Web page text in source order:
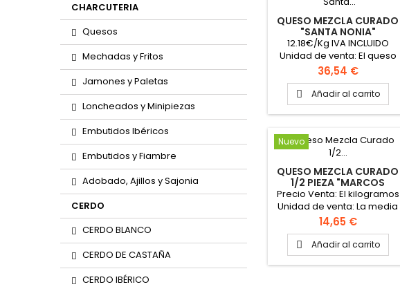
CHARCUTERIA
Quesos
Mechadas y Fritos
Jamones y Paletas
Loncheados y Minipiezas
Embutidos Ibéricos
Embutidos y Fiambre
Adobado, Ajillos y Sajonia
CERDO
CERDO BLANCO
CERDO DE CASTAÑA
CERDO IBÉRICO
QUESO MEZCLA CURADO
"SANTA NONIA"
12.18€/Kg IVA INCLUIDO
Unidad de venta: El queso
Precio aproximado de
Venta: El queso Peso
aproximado la pieza 3 kg
Formato caja:2 quesos
Leche: Vaca, oveja y cabra
Precio
36,54 €
 Añadir al carrito
Nuevo
QUESO MEZCLA CURADO
1/2 PIEZA "MARCOS
CONDE "
Precio Venta: El kilogramos
Unidad de venta: La media
pieza Peso media pieza: 1.5
Kg aproximadamente
Precio
14,65 €
 Añadir al carrito